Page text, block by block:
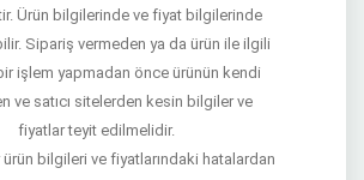
Ürün bilgilerinde ve fiyat bilgilerinde
Sipariş vermeden ya da ürün ile ilgili
işlem yapmadan önce ürünün kendi
ve satıcı sitelerden kesin bilgiler ve
fiyatlar teyit edilmelidir.
bilgileri ve fiyatlarındaki hatalardan